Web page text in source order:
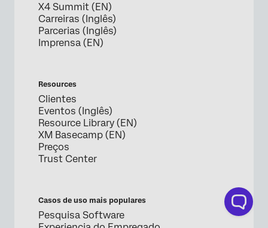
X4 Summit (EN)
Carreiras (Inglês)
Parcerias (Inglês)
Imprensa (EN)
Resources
Clientes
Eventos (Inglês)
Resource Library (EN)
XM Basecamp (EN)
Preços
Trust Center
Casos de uso mais populares
Pesquisa Software